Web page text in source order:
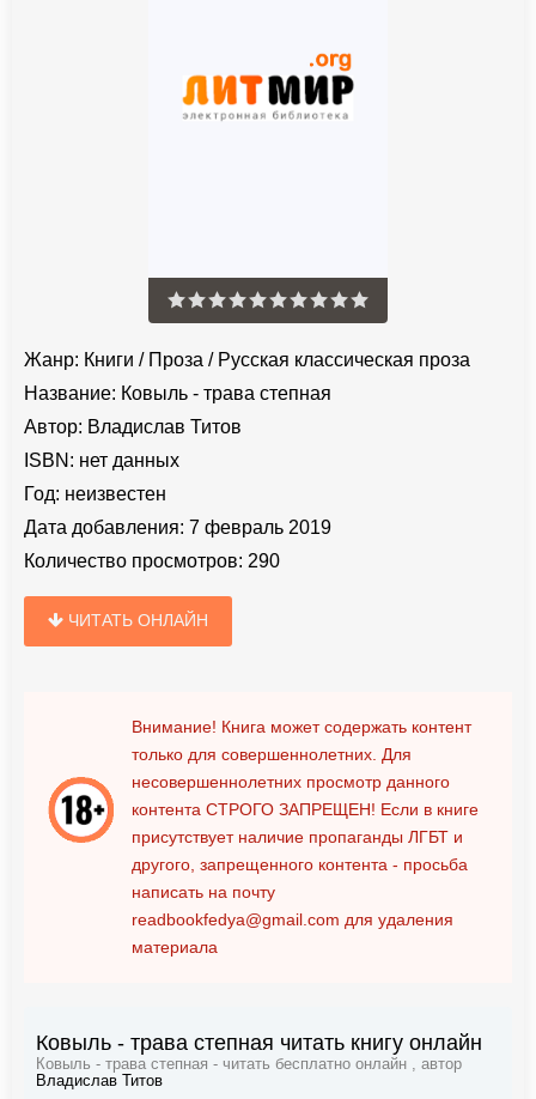
Жанр: Книги / Проза / Русская классическая проза
Название: Ковыль - трава степная
Автор: Владислав Титов
ISBN: нет данных
Год: неизвестен
Дата добавления: 7 февраль 2019
Количество просмотров: 290
ЧИТАТЬ ОНЛАЙН
Внимание! Книга может содержать контент
только для совершеннолетних. Для
несовершеннолетних просмотр данного
контента СТРОГО ЗАПРЕЩЕН! Если в книге
присутствует наличие пропаганды ЛГБТ и
другого, запрещенного контента - просьба
написать на почту
readbookfedya@gmail.com для удаления
материала
Ковыль - трава степная читать книгу онлайн
Ковыль - трава степная - читать бесплатно онлайн , автор
Владислав Титов